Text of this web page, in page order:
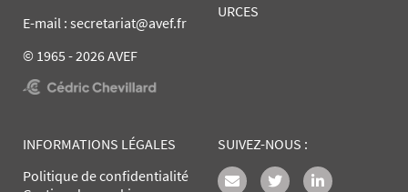
E-mail : secretariat@avef.fr
© 1965 - 2026 AVEF
URCES
INFORMATIONS LÉGALES
Politique de confidentialité
SUIVEZ-NOUS :